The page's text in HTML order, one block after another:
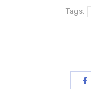
Tags: